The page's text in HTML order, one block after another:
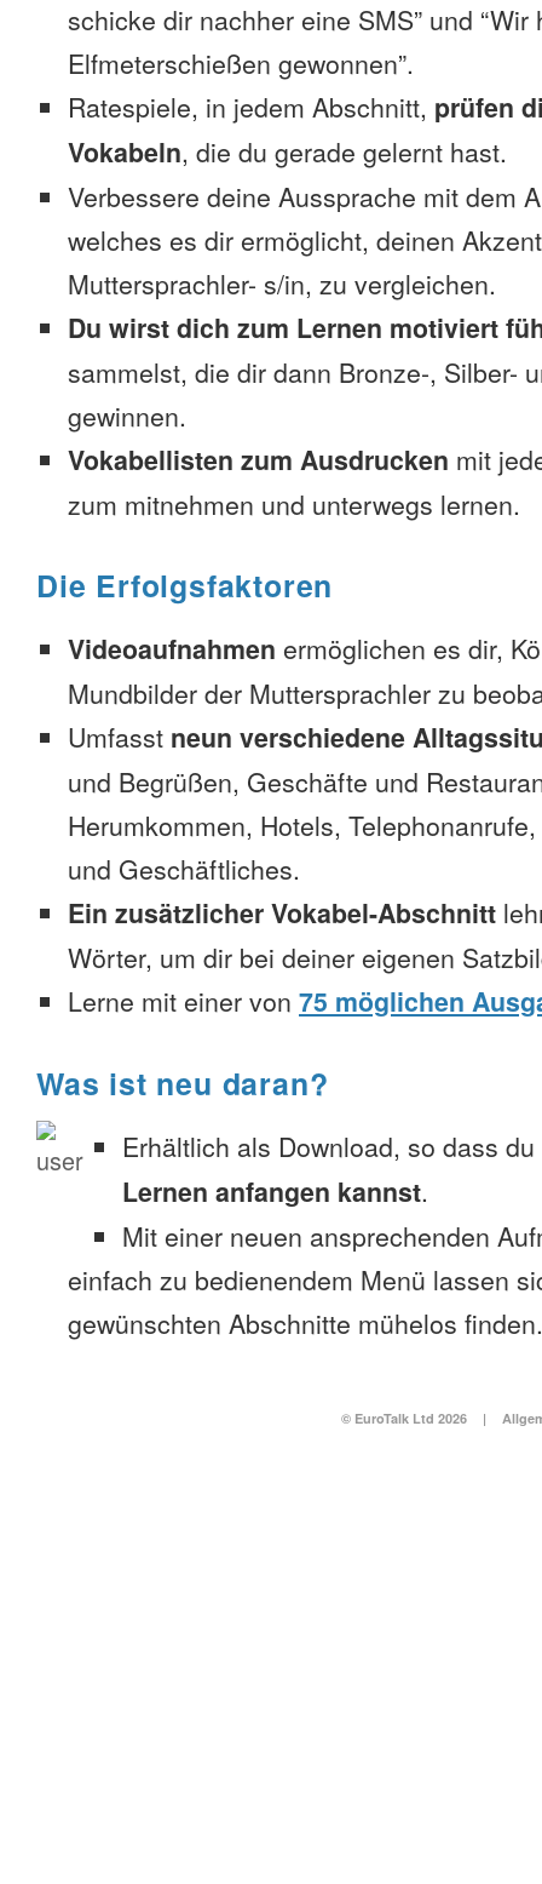
schicke dir nachher eine SMS” und
Elfmeterschießen gewonnen”.
Ratespiele, in jedem Abschnitt, prüfen
Vokabeln, die du gerade gelernt hast.
Verbessere deine Aussprache mit dem
welches es dir ermöglicht, deinen
Muttersprachler- s/in, zu vergleichen.
Du wirst dich zum Lernen motiviert
sammelst, die dir dann Bronze-, Silber-
gewinnen.
Vokabellisten zum Ausdrucken mit
zum mitnehmen und unterwegs lernen.
Die Erfolgsfaktoren
Videoaufnahmen ermöglichen es dir,
Mundbilder der Muttersprachler zu
Umfasst neun verschiedene
und Begrüßen, Geschäfte und
Herumkommen, Hotels,
und Geschäftliches.
Ein zusätzlicher Vokabel-Abschnitt
Wörter, um dir bei deiner eigenen
Lerne mit einer von 75 möglichen
Was ist neu daran?
Erhältlich als Download, so dass du
Lernen anfangen kannst.
Mit einer neuen ansprechenden
einfach zu bedienendem Menü lassen
gewünschten Abschnitte mühelos finden.
© EuroTalk Ltd 2026 |